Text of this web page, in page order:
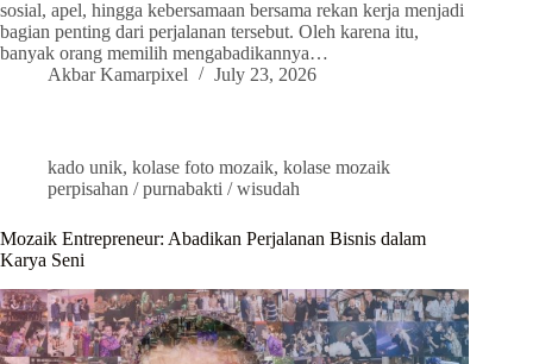
sosial, apel, hingga kebersamaan bersama rekan kerja menjadi
bagian penting dari perjalanan tersebut. Oleh karena itu,
banyak orang memilih mengabadikannya…
Akbar Kamarpixel
July 23, 2026
kado unik, kolase foto mozaik, kolase mozaik
perpisahan / purnabakti / wisudah
Mozaik Entrepreneur: Abadikan Perjalanan Bisnis dalam
Karya Seni